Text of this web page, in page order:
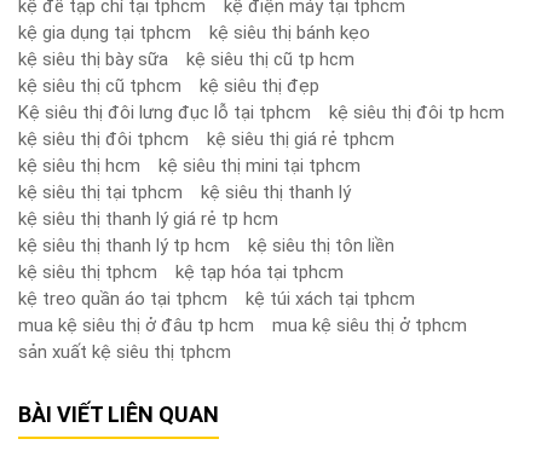
kệ để tạp chí tại tphcm
kệ điện máy tại tphcm
kệ gia dụng tại tphcm
kệ siêu thị bánh kẹo
kệ siêu thị bày sữa
kệ siêu thị cũ tp hcm
kệ siêu thị cũ tphcm
kệ siêu thị đẹp
Kệ siêu thị đôi lưng đục lỗ tại tphcm
kệ siêu thị đôi tp hcm
kệ siêu thị đôi tphcm
kệ siêu thị giá rẻ tphcm
kệ siêu thị hcm
kệ siêu thị mini tại tphcm
kệ siêu thị tại tphcm
kệ siêu thị thanh lý
kệ siêu thị thanh lý giá rẻ tp hcm
kệ siêu thị thanh lý tp hcm
kệ siêu thị tôn liền
kệ siêu thị tphcm
kệ tạp hóa tại tphcm
kệ treo quần áo tại tphcm
kệ túi xách tại tphcm
mua kệ siêu thị ở đâu tp hcm
mua kệ siêu thị ở tphcm
sản xuất kệ siêu thị tphcm
BÀI VIẾT LIÊN QUAN